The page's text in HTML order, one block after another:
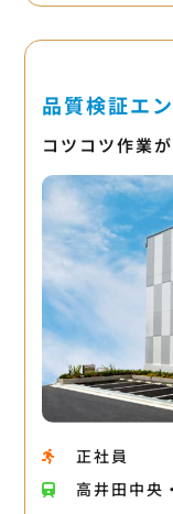
品質検証エ
コツコツ作業
正社員
高井田中央